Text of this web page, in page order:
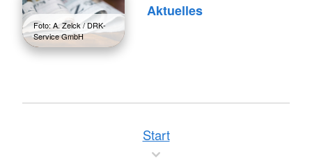
Foto: A. Zelck / DRK-
Service GmbH
Aktuelles
Start